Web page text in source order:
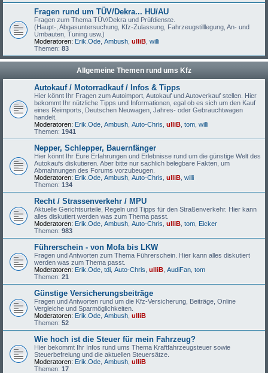
Fragen rund um TÜV/Dekra... HU/AU
Fragen zum Thema TÜV/Dekra und Prüfdienste.
(Haupt-, Abgasuntersuchung, Kfz-Zulassung, Fahrzeugstilllegung, An- und
Umbauten, Tuning usw.)
Moderatoren: Erik.Ode Ambush ulliB willi
Themen: 83
Allgemeine Themen rund ums Kfz
Autokauf / Motorradkauf / Infos & Tipps
Hier könnt Ihr Fragen zum Autoimport, Autokauf und Autoverkauf stellen. Hier
bekommt Ihr nützliche Tipps und Informationen, egal ob es sich um den Kauf
eines Reimports, Deutschen Neuwagen, Jahres- oder Gebrauchtwagen
handelt.
Moderatoren: Erik.Ode Ambush Auto-Chris ulliB tom willi
Themen: 1941
Nepper, Schlepper, Bauernfänger
Hier könnt Ihr Eure Erfahrungen und Erlebnisse rund um die günstige Welt des
Autokaufs diskutieren. Aber bitte nur sachlich belegbare Fakten, um
Abmahnungen des Forums vorzubeugen.
Moderatoren: Erik.Ode Ambush Auto-Chris ulliB willi
Themen: 134
Recht / Strassenverkehr / MPU
Aktuelle Gerichtsurteile, Regeln und Tipps für den Straßenverkehr. Hier kann
alles diskutiert werden was zum Thema passt.
Moderatoren: Erik.Ode Ambush Auto-Chris ulliB tom Eicker
Themen: 983
Führerschein - von Mofa bis LKW
Fragen und Antworten zum Thema Führerschein. Hier kann alles diskutiert
werden was zum Thema passt.
Moderatoren: Erik.Ode tdi Auto-Chris ulliB AudiFan tom
Themen: 21
Günstige Versicherungsbeiträge
Fragen und Antworten rund um die Kfz-Versicherung, Beiträge, Online
Vergleiche und Sparmöglichkeiten.
Moderatoren: Erik.Ode Ambush ulliB
Themen: 52
Wie hoch ist die Steuer für mein Fahrzeug?
Hier bekommt Ihr Infos rund ums Thema Kraftfahrzeugsteuer sowie
Steuerbefreiung und die aktuellen Steuersätze.
Moderatoren: Erik.Ode Ambush ulliB
Themen: 17